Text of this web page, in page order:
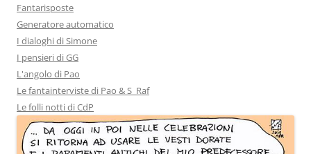
Fantarisposte
Generatore automatico
I dialoghi di Simone
I pensieri di GG
L'angolo di Pao
Le fantainterviste di Pao & S_Raf
Le folli notti di CdP